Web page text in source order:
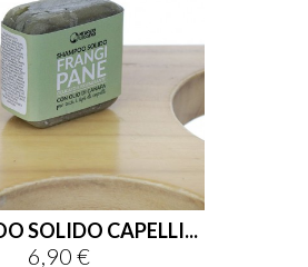
SOLIDO CAPELLI...
Prezzo
6,90 €